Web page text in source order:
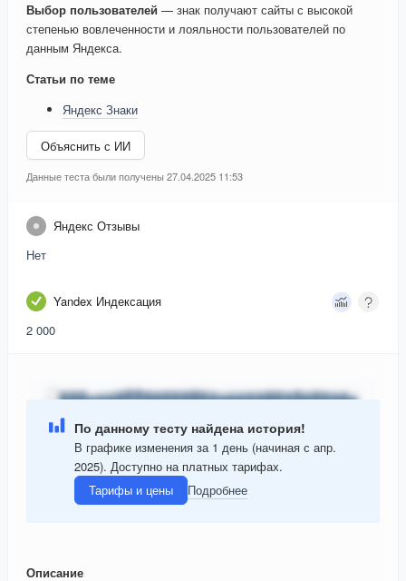
Выбор пользователей — знак получают сайты с высокой
степенью вовлеченности и лояльности пользователей по
данным Яндекса.
Статьи по теме
Яндекс Знаки
Объяснить с ИИ
Данные теста были получены 27.04.2025 11:53
Яндекс Отзывы
Нет
Yandex Индексация
2 000
По данному тесту найдена история!
В графике изменения за 1 день (начиная с апр.
2025). Доступно на платных тарифах.
Тарифы и цены
Подробнее
Описание